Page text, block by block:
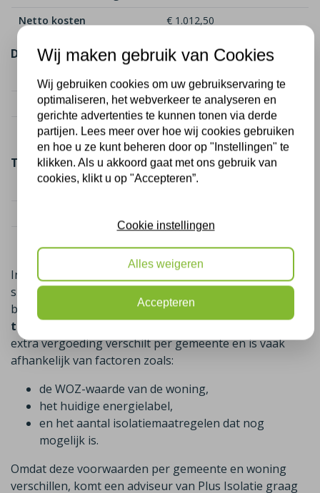
Netto kosten
€ 1.012,50
Dakisolatie (50 m²)
Kostenindicatie
€ 2.250
Subsidie (2 maatregelen)
€ 1.625,00
Netto kosten
€ 625,00
Totaal
Totaal kosten
In sommige gevallen is er naast de landelijke ISDE-
subsidie ook nog een gemeentelijke subsidie
beschikbaar,
u krijgt dan in sommige gevallen geld
toe op het isoleren van uw woning in Didam
extra vergoeding verschilt per gemeente en is vaak
afhankelijk van factoren zoals:
de WOZ-waarde van de woning,
het huidige energielabel,
en het aantal isolatiemaatregelen dat nog
mogelijk is.
Omdat deze voorwaarden per gemeente en woning
verschillen, komt een adviseur van Plus Isolatie graag
Wij maken gebruik van Cookies
Wij gebruiken cookies om uw gebruikservaring te
optimaliseren, het webverkeer te analyseren en
gerichte advertenties te kunnen tonen via derde
partijen. Lees meer over hoe wij cookies gebruiken
en hoe u ze kunt beheren door op "Instellingen" te
klikken. Als u akkoord gaat met ons gebruik van
cookies, klikt u op "Accepteren”.
Cookie instellingen
Alles weigeren
Accepteren